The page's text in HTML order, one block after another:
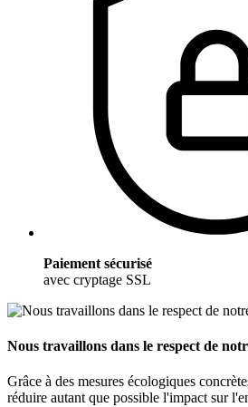
Paiement sécurisé
avec cryptage SSL
Nous travaillons dans le respect de
Grâce à des mesures écologiques
réduire autant que possible l'impact sur